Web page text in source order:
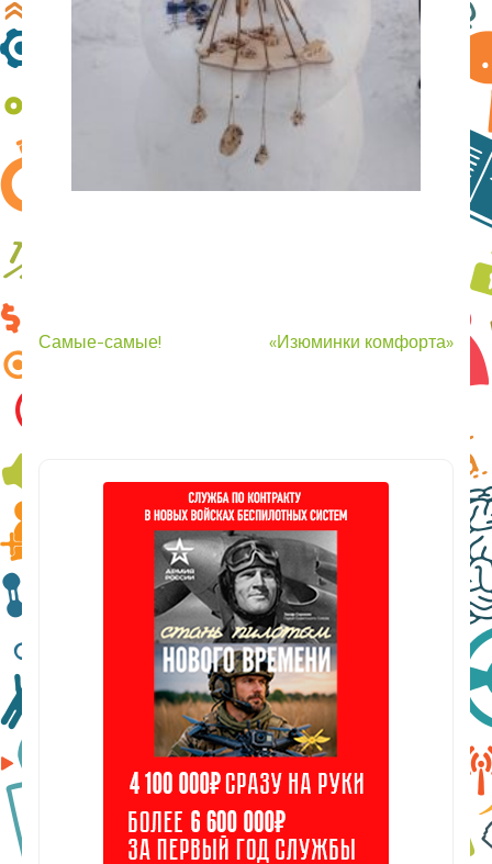
Навигация
Самые-самые! «Изюминки комфорта»